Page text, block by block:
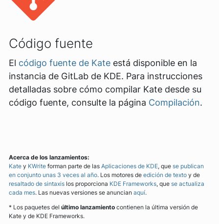
Código fuente
El código fuente de Kate está disponible en la
instancia de GitLab de KDE. Para instrucciones
detalladas sobre cómo compilar Kate desde su
código fuente, consulte la página Compilación.
Acerca de los lanzamientos:
Kate y KWrite forman parte de las Aplicaciones de KDE, que se publican
en conjunto unas 3 veces al año. Los motores de edición de texto y de
resaltado de sintaxis los proporciona KDE Frameworks, que se actualiza
cada mes. Las nuevas versiones se anuncian aquí.
* Los paquetes del último lanzamiento contienen la última versión de
Kate y de KDE Frameworks.